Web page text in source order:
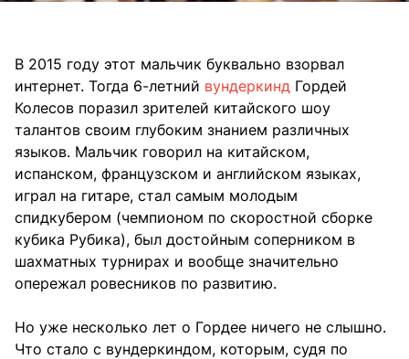
В 2015 году этот мальчик буквально взорвал
интернет. Тогда 6-летний вундеркинд Гордей
Колесов поразил зрителей китайского шоу
талантов своим глубоким знанием различных
языков. Мальчик говорил на китайском,
испанском, французском и английском языках,
играл на гитаре, стал самым молодым
спидкубером (чемпионом по скоростной сборке
кубика Рубика), был достойным соперником в
шахматных турнирах и вообще значительно
опережал ровесников по развитию.
Но уже несколько лет о Гордее ничего не слышно.
Что стало с вундеркиндом, которым, судя по